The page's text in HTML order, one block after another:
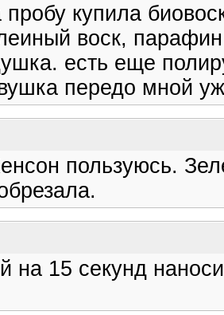
купила
воск,
есть еще
передо мной
пользуюсь.
на 15 секунд